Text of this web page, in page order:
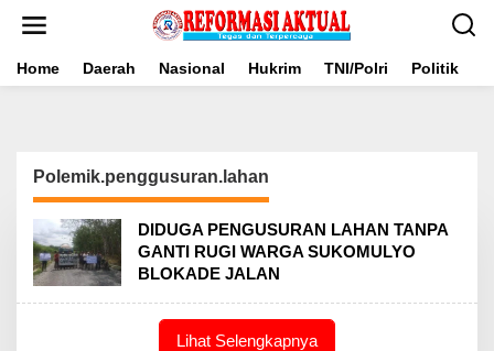
Home Daerah Nasional Hukrim TNI/Polri Politik
Polemik.penggusuran.lahan
DIDUGA PENGUSURAN LAHAN TANPA
GANTI RUGI WARGA SUKOMULYO
BLOKADE JALAN
Lihat Selengkapnya